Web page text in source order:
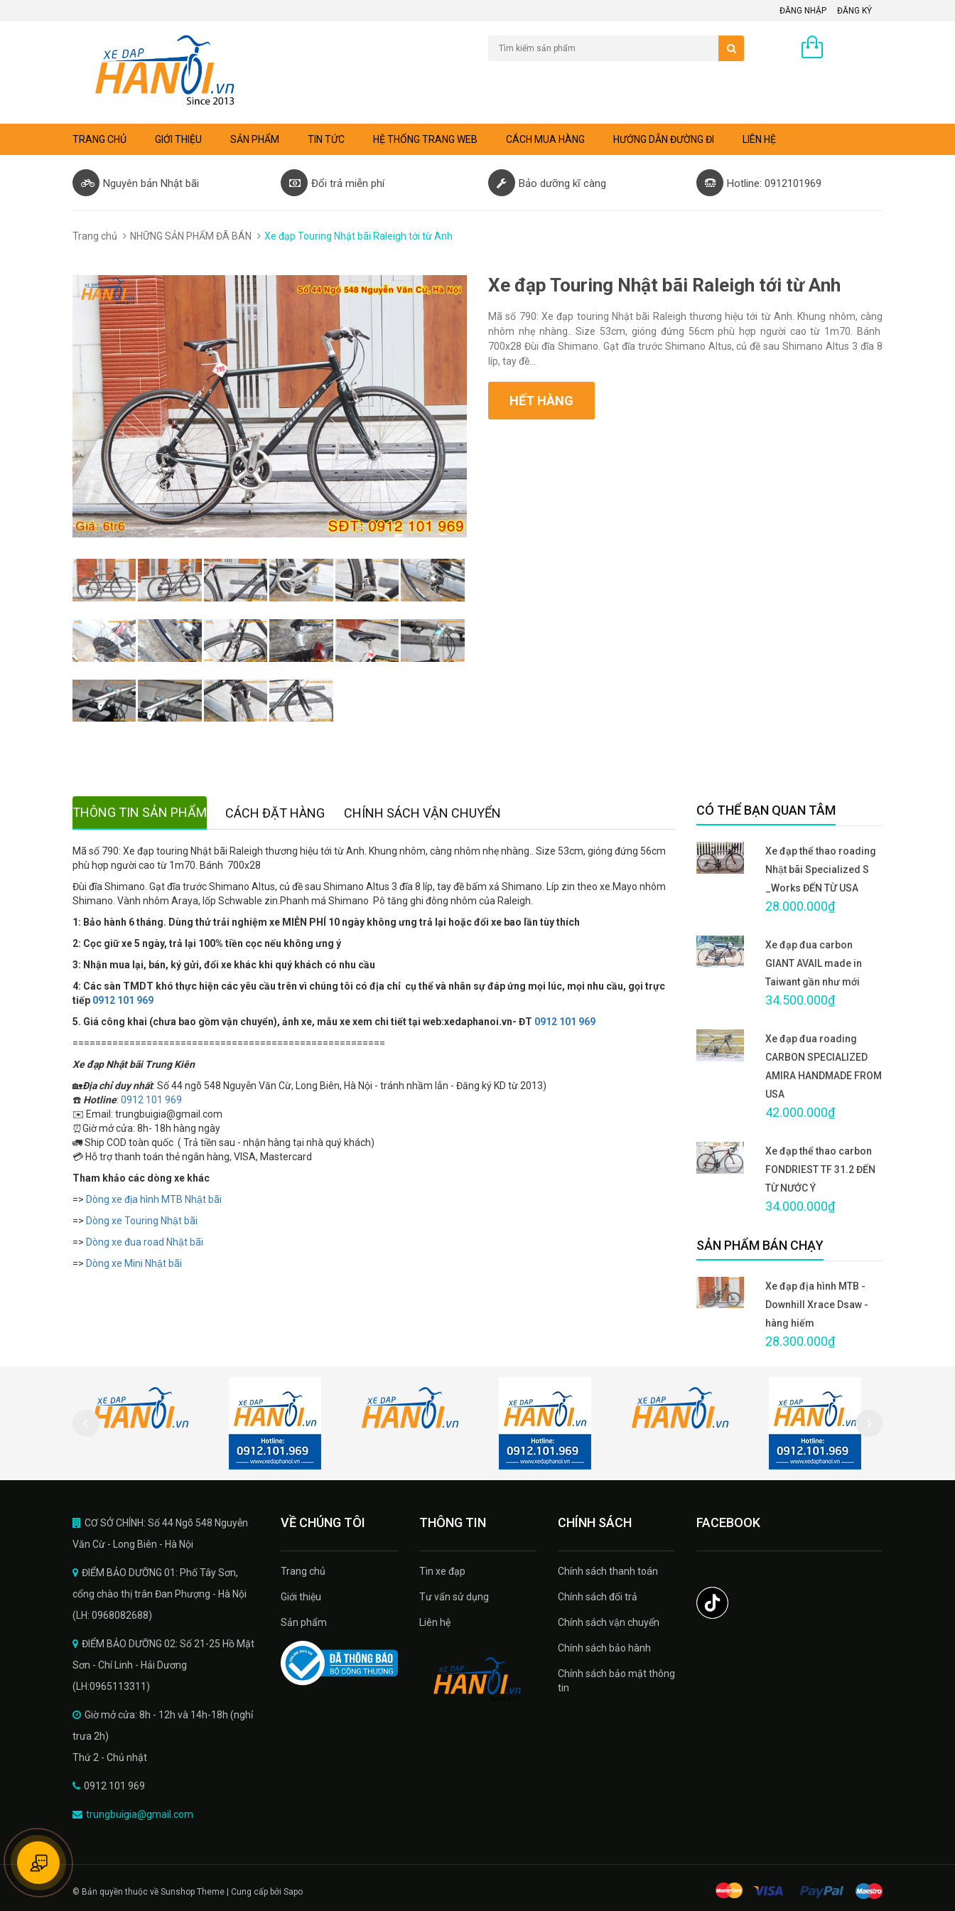
ĐĂNG NHẬP ĐĂNG KÝ
TRANG CHỦ GIỚI THIỆU SẢN PHẨM TIN TỨC HỆ THỐNG TRANG WEB CÁCH MUA HÀNG HƯỚNG DẪN ĐƯỜNG ĐI LIÊN HỆ
Nguyên bản Nhật bãi Đổi trả miễn phí Bảo dưỡng kĩ càng Hotline: 0912101969
Trang chủ NHỮNG SẢN PHẨM ĐÃ BÁN Xe đạp Touring Nhật bãi Raleigh tới từ Anh
Xe đạp Touring Nhật bãi Raleigh tới từ Anh
Mã số 790: Xe đạp touring Nhật bãi Raleigh thương hiệu tới từ Anh. Khung nhôm, càng
nhôm nhẹ nhàng.. Size 53cm, gióng đứng 56cm phù hợp người cao từ 1m70. Bánh
700x28 Đùi đĩa Shimano. Gạt đĩa trước Shimano Altus, củ đề sau Shimano Altus 3 đĩa 8
líp, tay đề...
HẾT HÀNG
THÔNG TIN SẢN PHẨM CÁCH ĐẶT HÀNG CHÍNH SÁCH VẬN CHUYỂN
Mã số 790: Xe đạp touring Nhật bãi Raleigh thương hiệu tới từ Anh. Khung nhôm, càng nhôm nhẹ nhàng.. Size 53cm, gióng đứng 56cm
phù hợp người cao từ 1m70. Bánh 700x28
Đùi đĩa Shimano. Gạt đĩa trước Shimano Altus, củ đề sau Shimano Altus 3 đĩa 8 líp, tay đề bấm xả Shimano. Líp zin theo xe.Mayo nhôm
Shimano. Vành nhôm Araya, lốp Schwable zin.Phanh má Shimano Pô tăng ghi đông nhôm của Raleigh.
1: Bảo hành 6 tháng. Dùng thử trải nghiệm xe MIỄN PHÍ 10 ngày không ưng trả lại hoặc đổi xe bao lần tùy thích
2: Cọc giữ xe 5 ngày, trả lại 100% tiền cọc nếu không ưng ý
3: Nhận mua lại, bán, ký gửi, đổi xe khác khi quý khách có nhu cầu
4: Các sàn TMDT khó thực hiện các yêu cầu trên vì chúng tôi có địa chỉ cụ thể và nhân sự đáp ứng mọi lúc, mọi nhu cầu, gọi trực
tiếp 0912 101 969
5. Giá công khai (chưa bao gồm vận chuyển), ảnh xe, mẫu xe xem chi tiết tại web:xedaphanoi.vn- ĐT 0912 101 969
=======================================================
Xe đạp Nhật bãi Trung Kiên
🏡Địa chỉ duy nhất: Số 44 ngõ 548 Nguyễn Văn Cừ, Long Biên, Hà Nội - tránh nhầm lẫn - Đăng ký KD từ 2013)
☎️ Hotline: 0912 101 969
✉️ Email: trungbuigia@gmail.com
⏰Giờ mở cửa: 8h- 18h hàng ngày
🚛 Ship COD toàn quốc ( Trả tiền sau - nhận hàng tại nhà quý khách)
💳 Hỗ trợ thanh toán thẻ ngân hàng, VISA, Mastercard
Tham khảo các dòng xe khác
=> Dòng xe địa hình MTB Nhật bãi
=> Dòng xe Touring Nhật bãi
=> Dòng xe đua road Nhật bãi
=> Dòng xe Mini Nhật bãi
CÓ THỂ BẠN QUAN TÂM
Xe đạp thể thao roading
Nhật bãi Specialized S
_Works ĐẾN TỪ USA
28.000.000₫
Xe đạp đua carbon
GIANT AVAIL made in
Taiwant gần như mới
34.500.000₫
Xe đạp đua roading
CARBON SPECIALIZED
AMIRA HANDMADE FROM
USA
42.000.000₫
Xe đạp thể thao carbon
FONDRIEST TF 31.2 ĐẾN
TỪ NƯỚC Ý
34.000.000₫
SẢN PHẨM BÁN CHẠY
Xe đạp địa hình MTB -
Downhill Xrace Dsaw -
hàng hiếm
28.300.000₫
CƠ SỞ CHÍNH: Số 44 Ngõ 548 Nguyễn
Văn Cừ - Long Biên - Hà Nội
ĐIỂM BẢO DƯỠNG 01: Phố Tây Sơn,
cổng chào thị trân Đan Phượng - Hà Nội
(LH: 0968082688)
ĐIỂM BẢO DƯỠNG 02: Số 21-25 Hồ Mặt
Sơn - Chí Linh - Hải Dương
(LH:0965113311)
Giờ mở cửa: 8h - 12h và 14h-18h (nghỉ
trưa 2h)
Thứ 2 - Chủ nhật
0912 101 969
trungbuigia@gmail.com
VỀ CHÚNG TÔI
Trang chủ
Giới thiệu
Sản phẩm
THÔNG TIN
Tin xe đạp
Tư vấn sử dụng
Liên hệ
CHÍNH SÁCH
Chính sách thanh toán
Chính sách đổi trả
Chính sách vận chuyển
Chính sách bảo hành
Chính sách bảo mật thông
tin
FACEBOOK
© Bản quyền thuộc về Sunshop Theme | Cung cấp bởi Sapo